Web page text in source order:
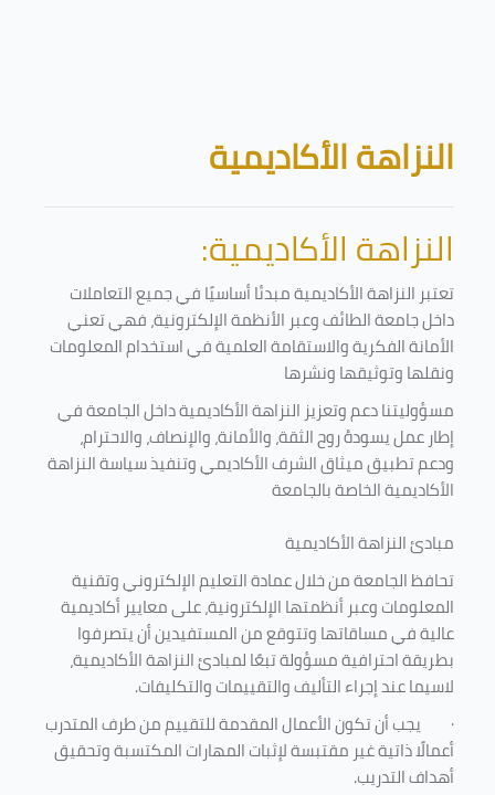
الكتل
النزاهة الأكاديمية
النزاهة الأكاديمية:
تعتبر النزاهة الأكاديمية مبدئا أساسيًا في جميع التعاملات
داخل جامعة الطائف وعبر الأنظمة الإلكترونية، فهي تعني
الأمانة الفكرية والاستقامة العلمية في استخدام المعلومات
ونقلها وتوثيقها ونشرها
مسؤوليتنا دعم وتعزيز النزاهة الأكاديمية داخل الجامعة في
إطار عمل يسودهُ روح الثقة، والأمانة، والإنصاف، والاحترام،
ودعم تطبيق ميثاق الشرف الأكاديمي وتنفيذ سياسة النزاهة
الأكاديمية الخاصة بالجامعة
مبادئ النزاهة الأكاديمية
تحافظ الجامعة من خلال عمادة التعليم الإلكتروني وتقنية
المعلومات وعبر أنظمتها الإلكترونية، على معايير أكاديمية
عالية في مساقاتها وتتوقع من المستفيدين أن يتصرفوا
بطريقة احترافية مسؤولة تبعًا لمبادئ النزاهة الأكاديمية،
لاسيما عند إجراء التأليف والتقييمات والتكليفات.
· يجب أن تكون الأعمال المقدمة للتقييم من طرف المتدرب
أعمالًا ذاتية غير مقتبسة لإثبات المهارات المكتسبة وتحقيق
أهداف التدريب.